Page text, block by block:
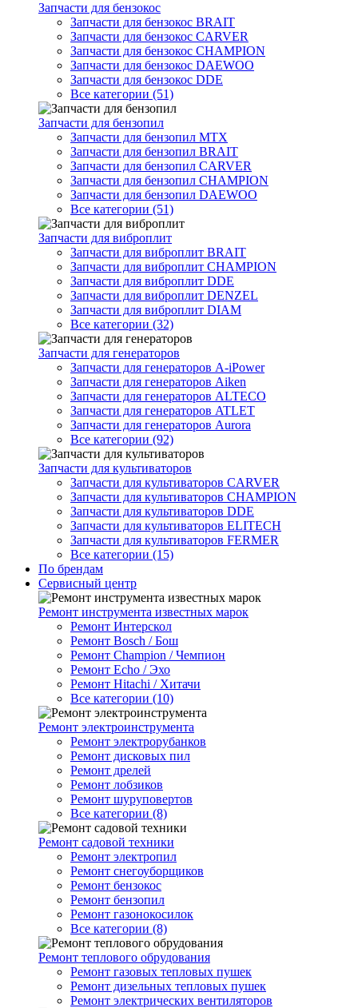
Запчасти для бензокос
Запчасти для бензокос BRAIT
Запчасти для бензокос CARVER
Запчасти для бензокос CHAMPION
Запчасти для бензокос DAEWOO
Запчасти для бензокос DDE
Все категории (51)
Запчасти для бензопил
Запчасти для бензопил MTX
Запчасти для бензопил BRAIT
Запчасти для бензопил CARVER
Запчасти для бензопил CHAMPION
Запчасти для бензопил DAEWOO
Все категории (51)
Запчасти для виброплит
Запчасти для виброплит BRAIT
Запчасти для виброплит CHAMPION
Запчасти для виброплит DDE
Запчасти для виброплит DENZEL
Запчасти для виброплит DIAM
Все категории (32)
Запчасти для генераторов
Запчасти для генераторов A-iPower
Запчасти для генераторов Aiken
Запчасти для генераторов ALTECO
Запчасти для генераторов ATLET
Запчасти для генераторов Aurora
Все категории (92)
Запчасти для культиваторов
Запчасти для культиваторов CARVER
Запчасти для культиваторов CHAMPION
Запчасти для культиваторов DDE
Запчасти для культиваторов ELITECH
Запчасти для культиваторов FERMER
Все категории (15)
По брендам
Сервисный центр
Ремонт инструмента известных марок
Ремонт Интерскол
Ремонт Bosch / Бош
Ремонт Champion / Чемпион
Ремонт Echo / Эхо
Ремонт Hitachi / Хитачи
Все категории (10)
Ремонт электроинструмента
Ремонт электрорубанков
Ремонт дисковых пил
Ремонт дрелей
Ремонт лобзиков
Ремонт шуруповертов
Все категории (8)
Ремонт садовой техники
Ремонт электропил
Ремонт снегоуборщиков
Ремонт бензокос
Ремонт бензопил
Ремонт газонокосилок
Все категории (8)
Ремонт теплового обрудования
Ремонт газовых тепловых пушек
Ремонт дизельных тепловых пушек
Ремонт электрических вентиляторов